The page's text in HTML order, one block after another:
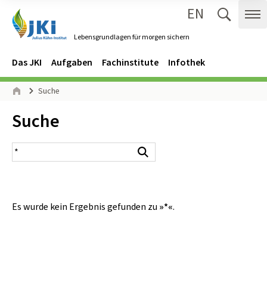
Lebensgrundlagen für morgen sichern
EN
Navigation
Hauptmenü
Das JKI Aufgaben Fachinstitute Infothek
Seitenpfad
Suche
Inhalt:
Suche
Suchergebnis
Es wurde kein Ergebnis gefunden zu »*«.